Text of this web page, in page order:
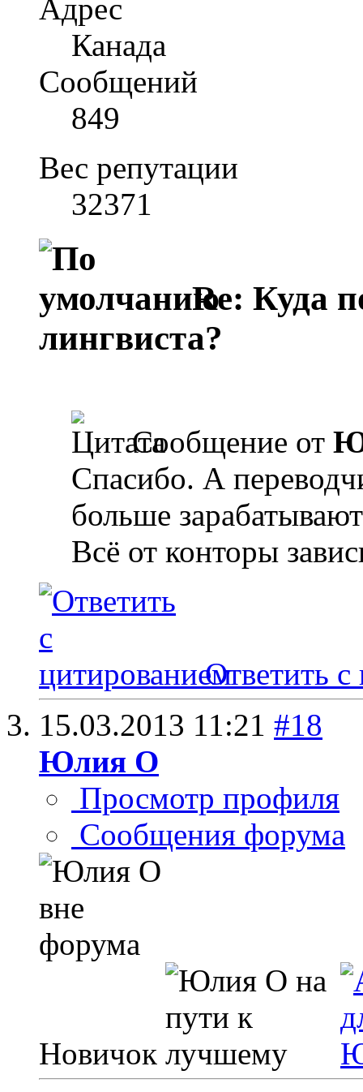
Адрес
Канада
Сообщений
849
Вес репутации
32371
Re: Куда
лингвиста?
Сообщение от
Спасибо. А
больше
Всё от конторы
Ответить с
15.03.2013 11:21 #18
Юлия О
Просмотр профиля
Сообщения форума
Новичок